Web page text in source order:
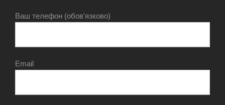
Ваш телефон (обов'язково)
Email